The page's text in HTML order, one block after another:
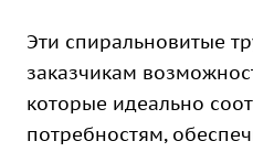
Эти спиральновитые
заказчикам
которые идеально
потребностям,